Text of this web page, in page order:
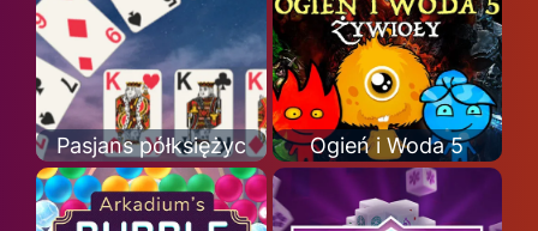
Pasjans półksiężyc Ogień i Woda 5